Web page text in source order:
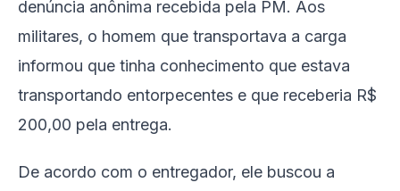
denúncia anônima recebida pela PM. Aos
militares, o homem que transportava a carga
informou que tinha conhecimento que estava
transportando entorpecentes e que receberia R$
200,00 pela entrega.
De acordo com o entregador, ele buscou a